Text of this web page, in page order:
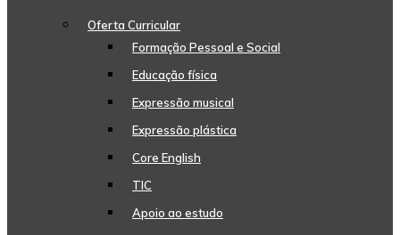
Oferta Curricular
Formação Pessoal e Social
Educação física
Expressão musical
Expressão plástica
Core English
TIC
Apoio ao estudo